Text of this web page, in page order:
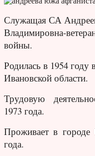
Служащая СА
Владимировна-
войны.
Родилась в 1954
Ивановской области.
Трудовую
1973 года.
Проживает в городе
года.